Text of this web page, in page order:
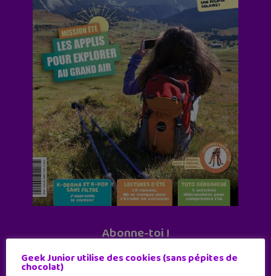
Abonne-toi !
11 numéros par an
Geek Junior utilise des cookies (sans pépites de
chocolat)